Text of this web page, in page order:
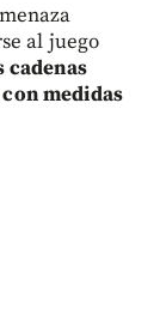
al juego
cadenas
medidas